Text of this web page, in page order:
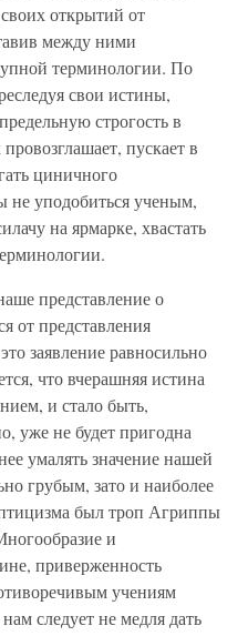
открытий от
между ними
терминологии. По
свои истины,
строгость в
пускает в
циничного
не уподобиться ученым,
на ярмарке, хвастать
представление о
от представления
заявление равносильно
что вчерашняя истина
и стало быть,
уже не будет пригодна
умалять значение нашей
грубым, зато и наиболее
был троп Агриппы
и
приверженность
учениям
следует не медля дать